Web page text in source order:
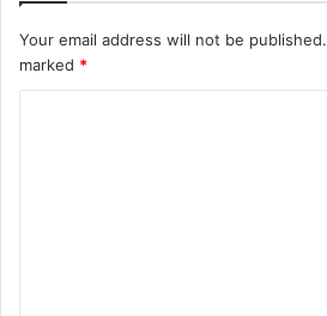
Your email address will not be published.
marked *